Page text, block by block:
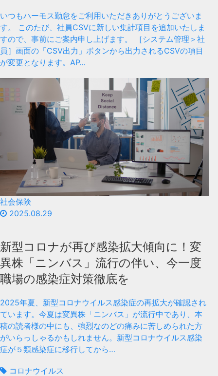
いつもハーモス勤怠をご利用いただきありがとうございま
す。 このたび、社員CSVに新しい集計項目を追加いたしま
すので、事前にご案内申し上げます。 ［システム管理＞社
員］画面の「CSV出力」ボタンから出力されるCSVの項目
が変更となります。AP…
社会保険
2025.08.29
新型コロナが再び感染拡大傾向に！変
異株「ニンバス」流行の伴い、今一度
職場の感染症対策徹底を
2025年夏、新型コロナウイルス感染症の再拡大が確認され
ています。今夏は変異株「ニンバス」が流行中であり、本
稿の読者様の中にも、強烈なのどの痛みに苦しめられた方
がいらっしゃるかもしれません。新型コロナウイルス感染
症が５類感染症に移行してから…
コロナウイルス